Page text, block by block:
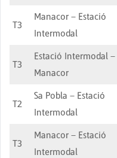
T3
Manacor – Estació
Intermodal
T3
Estació Intermodal –
Manacor
T2
Sa Pobla – Estació
Intermodal
T3
Manacor – Estació
Intermodal